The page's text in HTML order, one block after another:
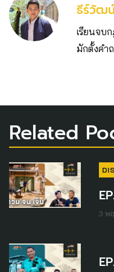
ธีร์วัฒ
เรียนจบ
มักตั้งคำ
Related
3 พ